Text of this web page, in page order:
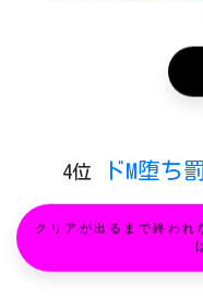
4位 ドM堕ち
クリアが出るまで終われない♡早く